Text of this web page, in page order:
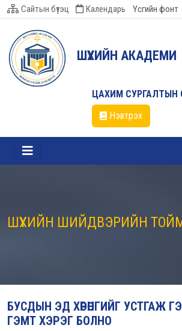
Сайтын бүтэц Календарь Үсгийн фонт
ШҮҮХИЙН АКАДЕМИ
ЦАХИМ
Нэвтрэх
ШҮҮХИЙН ШИЙДВЭРИЙН
БУСДЫН ЭД ХӨРӨНГИЙГ УСТГАЖ
ГЭМТ ХЭРЭГ БОЛНО